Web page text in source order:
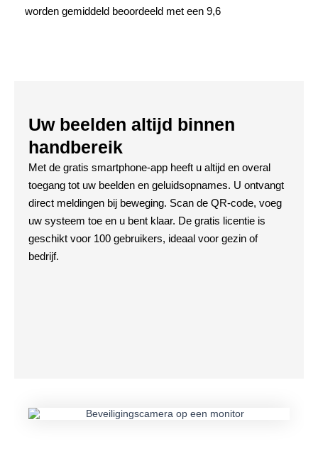
worden gemiddeld beoordeeld met een 9,6
Uw beelden altijd binnen
handbereik
Met de gratis smartphone-app heeft u altijd en overal
toegang tot uw beelden en geluidsopnames. U ontvangt
direct meldingen bij beweging. Scan de QR-code, voeg
uw systeem toe en u bent klaar. De gratis licentie is
geschikt voor 100 gebruikers, ideaal voor gezin of
bedrijf.